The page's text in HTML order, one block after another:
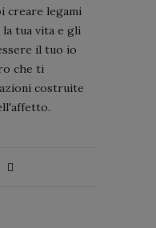
creare legami
tua vita e gli
il tuo io
che ti
costruite